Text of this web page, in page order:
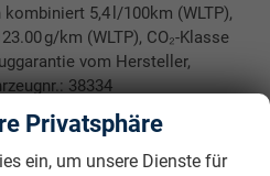
5,4 l/100km (WLTP),
g/km (WLTP), CO₂-Klasse
vom Hersteller,
38334
drucken
oder vergleichen
Privatsphäre
ein, um unsere Dienste für